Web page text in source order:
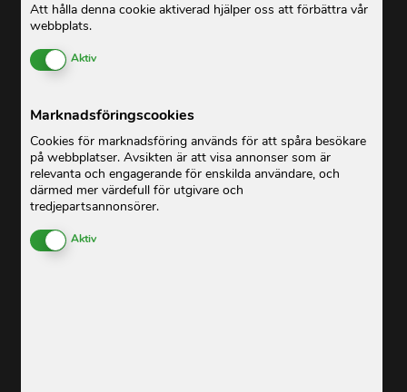
Att hålla denna cookie aktiverad hjälper oss att förbättra vår
webbplats.
Enable or Disable Cookies
Aktiv
Marknadsföringscookies
Cookies för marknadsföring används för att spåra besökare
på webbplatser. Avsikten är att visa annonser som är
relevanta och engagerande för enskilda användare, och
därmed mer värdefull för utgivare och
tredjepartsannonsörer.
Enable or Disable Cookies
Aktiv